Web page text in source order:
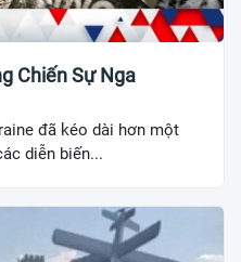
Chiến Sự Nga
đã kéo dài hơn một
diễn biến...